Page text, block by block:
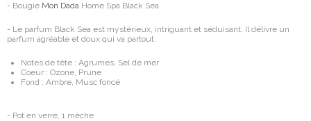
- Bougie Mon Dada Home Spa Black Sea
- Le parfum Black Sea est mystérieux, intriguant et séduisant. Il délivre un
parfum agréable et doux qui va partout.
Notes de tête : Agrumes, Sel de mer
Coeur : Ozone, Prune
Fond : Ambre, Musc foncé
- Pot en verre, 1 mèche